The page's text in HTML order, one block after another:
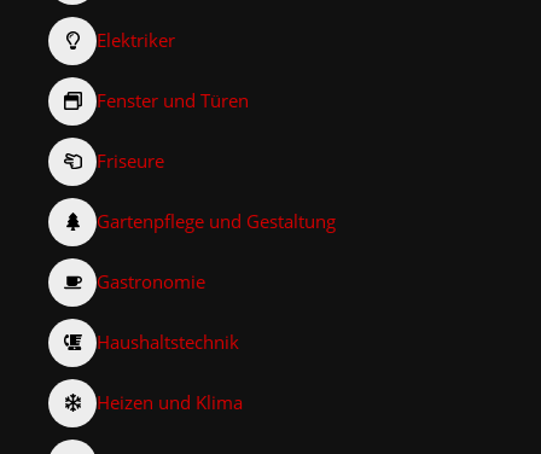
Elektriker
Fenster und Türen
Friseure
Gartenpflege und Gestaltung
Gastronomie
Haushaltstechnik
Heizen und Klima